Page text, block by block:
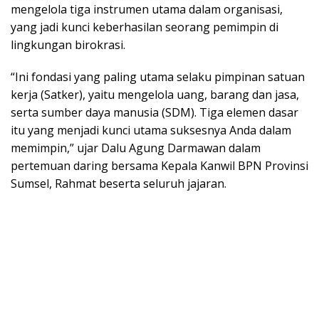
mengelola tiga instrumen utama dalam organisasi,
yang jadi kunci keberhasilan seorang pemimpin di
lingkungan birokrasi.
“Ini fondasi yang paling utama selaku pimpinan satuan
kerja (Satker), yaitu mengelola uang, barang dan jasa,
serta sumber daya manusia (SDM). Tiga elemen dasar
itu yang menjadi kunci utama suksesnya Anda dalam
memimpin,” ujar Dalu Agung Darmawan dalam
pertemuan daring bersama Kepala Kanwil BPN Provinsi
Sumsel, Rahmat beserta seluruh jajaran.